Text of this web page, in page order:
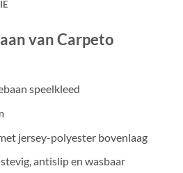
van Carpeto
speelkleed
jersey-polyester bovenlaag
antislip en wasbaar